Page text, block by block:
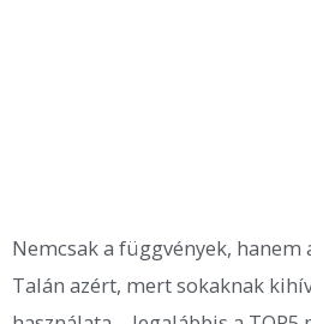
Nemcsak a függvények, hanem
Talán azért, mert sokaknak